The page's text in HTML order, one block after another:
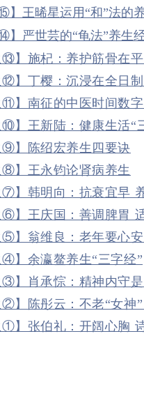
】王晞星运用“和”法的
】严世芸的“龟法”养生
⑬】施杞：养护筋骨在
⑫】丁樱：沉浸在全日
⑪】南征的中医时间数
⑩】王新陆：健康生活“
⑨】陈绍宏养生四要诀
⑧】王永钧论肾病养生
⑦】韩明向：抗衰宜早
⑥】王庆国：善调脾胃
⑤】翁维良：老年要心
④】余瀛鳌养生“三字经”
③】肖承悰：精神内守
②】陈彤云：不老“女神
①】张伯礼：开阔心胸